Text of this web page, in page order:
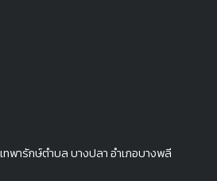
ทพารักษ์ตำบล บางปลา อำเภอบางพลี